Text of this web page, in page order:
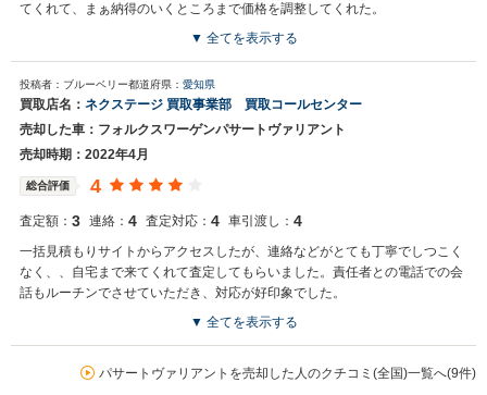
てくれて、まぁ納得のいくところまで価格を調整してくれた。
買取店からの返信
お世話になっております。 株式会社ネクステージでございます。 この
度はネクステージをご利用いただきまして誠にありがとうございまし
た。 弊社ではパサートヴァリアントのような輸入車の専門店を展開し
ている関係もあり、大変得意な車種となっております。輸入車の他に
また機会がございましたら是非お力添えできれば幸いでございます。
今後とも宜しくお願い申し上げます。
▼ 全てを表示する
投稿者：ブルーベリー都道府県： 愛知県
買取店名： ネクステージ 買取事業部 買取コールセンター
売却した車：フォルクスワーゲンパサートヴァリアント
売却時期：2022年4月
総合評価 4
査定額： 3 連絡： 4 査定対応： 4 車引渡し： 4
一括見積もりサイトからアクセスしたが、連絡などがとても丁寧でしつこく
なく、、自宅まで来てくれて査定してもらいました。責任者との電話での会
話もルーチンでさせていただき、対応が好印象でした。
買取店からの返信
お世話になっております。 株式会社ネクステージでございます。 この
▼ 全てを表示する
パサートヴァリアントを売却した人のクチコミ(全国)一覧へ(9件)